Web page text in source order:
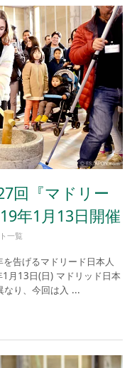
回『マドリー
年1月13日開催
一覧
告げるマドリード日本人
月13日(日) マドリッド日本
り、今回は入 ...